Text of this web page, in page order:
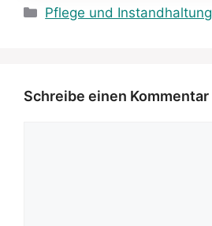
Kategorien
Pflege und Instandhaltung
Schreibe einen Kommentar